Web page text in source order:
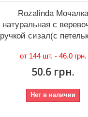
Rozalinda Мочалка
натуральная с
ручкой сизал(с
от 144 шт. - 46.0 грн.
50.6 грн.
Нет в наличии